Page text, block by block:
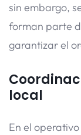
sin embargo,
forman parte
garantizar el
local
En el